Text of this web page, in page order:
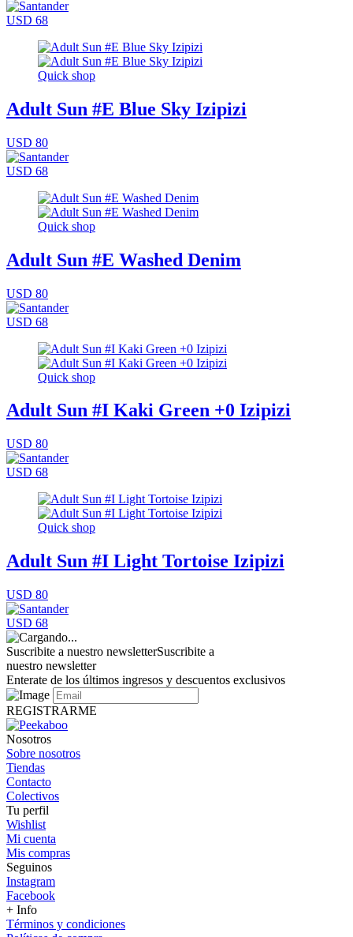
USD 68
Quick shop
Adult Sun #E Blue Sky Izipizi
USD 80
USD 68
Quick shop
Adult Sun #E Washed Denim
USD 80
USD 68
Quick shop
Adult Sun #I Kaki Green +0 Izipizi
USD 80
USD 68
Quick shop
Adult Sun #I Light Tortoise Izipizi
USD 80
USD 68
Suscribite a nuestro newsletterSuscribite a
nuestro newsletter
Enterate de los últimos ingresos y descuentos exclusivos
REGISTRARME
Nosotros
Sobre nosotros
Tiendas
Contacto
Colectivos
Tu perfil
Wishlist
Mi cuenta
Mis compras
Seguinos
Instagram
Facebook
+ Info
Términos y condiciones